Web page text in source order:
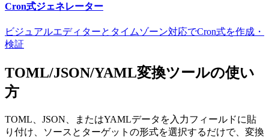
Cron式ジェネレーター
ビジュアルエディターとタイムゾーン対応でCron式を作成・
検証
TOML/JSON/YAML変換ツールの使い
方
TOML、JSON、またはYAMLデータを入力フィールドに貼
り付け、ソースとターゲットの形式を選択するだけで、変換